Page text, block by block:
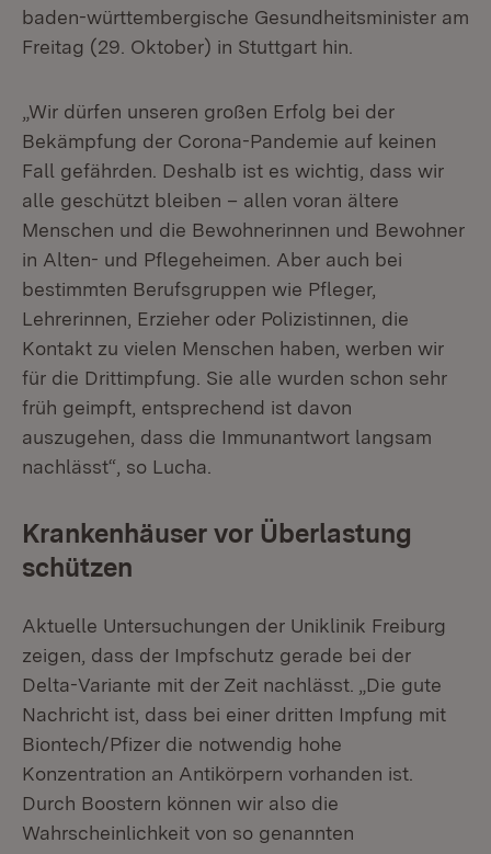
baden-württembergische Gesundheitsminister am
Freitag (29. Oktober) in Stuttgart hin.
„Wir dürfen unseren großen Erfolg bei der
Bekämpfung der Corona-Pandemie auf keinen
Fall gefährden. Deshalb ist es wichtig, dass wir
alle geschützt bleiben – allen voran ältere
Menschen und die Bewohnerinnen und Bewohner
in Alten- und Pflegeheimen. Aber auch bei
bestimmten Berufsgruppen wie Pfleger,
Lehrerinnen, Erzieher oder Polizistinnen, die
Kontakt zu vielen Menschen haben, werben wir
für die Drittimpfung. Sie alle wurden schon sehr
früh geimpft, entsprechend ist davon
auszugehen, dass die Immunantwort langsam
nachlässt“, so Lucha.
Krankenhäuser vor Überlastung
schützen
Aktuelle Untersuchungen der Uniklinik Freiburg
zeigen, dass der Impfschutz gerade bei der
Delta-Variante mit der Zeit nachlässt. „Die gute
Nachricht ist, dass bei einer dritten Impfung mit
Biontech/Pfizer die notwendig hohe
Konzentration an Antikörpern vorhanden ist.
Durch Boostern können wir also die
Wahrscheinlichkeit von so genannten